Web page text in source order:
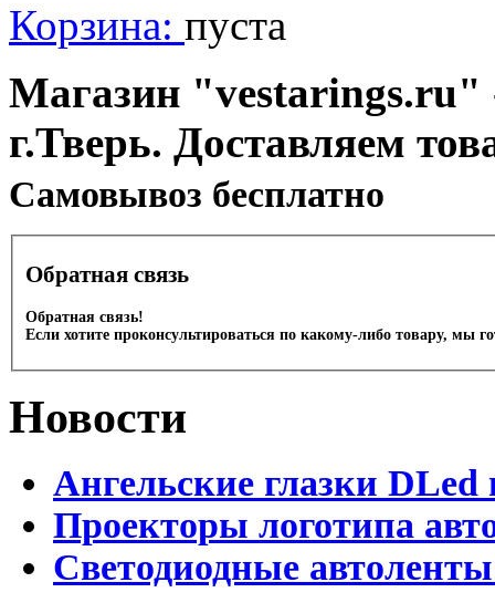
Корзина: пуста
Магазин "vestarings.ru"
г.Тверь. Доставляем
Cамовывоз бесплатно
Обратная связь
Обратная связь!
Если хотите проконсультироваться по какому-либо товару, мы
Новости
Ангельские глазки DLed
Проекторы логотипа
Светодиодные